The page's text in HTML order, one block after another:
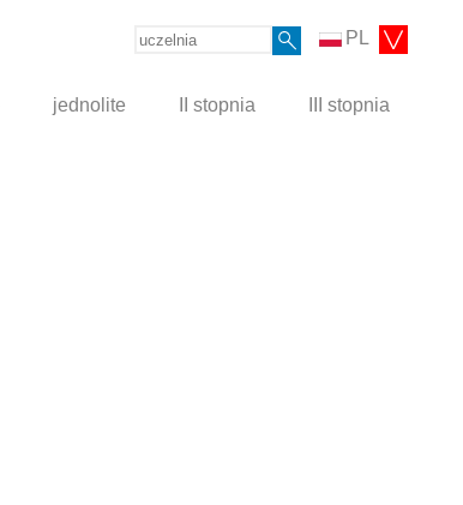
PL
jednolite II stopnia III stopnia